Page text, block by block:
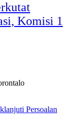
Komisi 1